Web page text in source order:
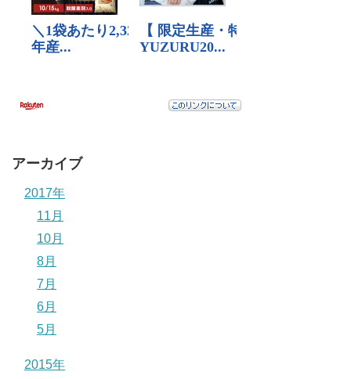
アーカイブ
2017年
11月
10月
8月
7月
6月
5月
2015年